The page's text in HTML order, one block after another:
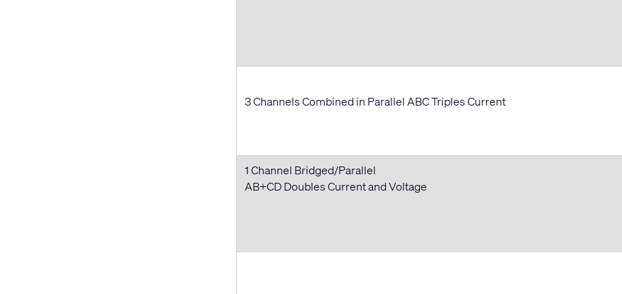
3 Channels Combined in Parallel ABC Triples Current
1 Channel Bridged/Parallel
AB+CD Doubles Current and Voltage